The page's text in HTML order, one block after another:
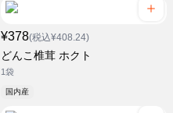
¥378(税込¥408.24)
どんこ椎茸 ホクト
1袋
国内産